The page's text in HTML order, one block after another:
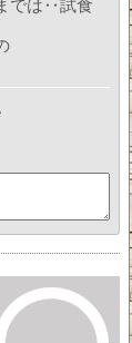
では‥試食